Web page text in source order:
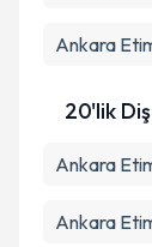
Ankara
20'lik
Ankara
Ankara